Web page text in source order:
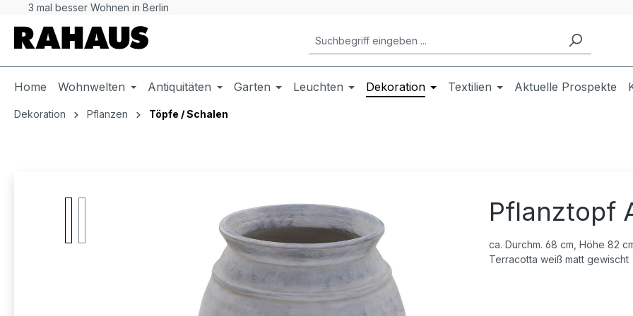
Hauptinhalt springen
Zur Suche springen
Zur Hauptnavigation springen
3 mal besser Wohnen in Berlin
Home Wohnwelten Antiquitäten Garten Leuchten Dekoration Textilien Aktuelle Prospekte
Dekoration Pflanzen Töpfe / Schalen
Pflanztopf
ca. Durchm. 68 cm, Höhe 82
Terracotta weiß matt gewischt